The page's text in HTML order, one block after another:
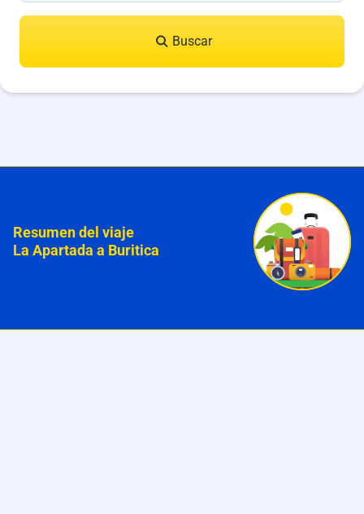
Buscar
Resumen del viaje
La Apartada a Buritica